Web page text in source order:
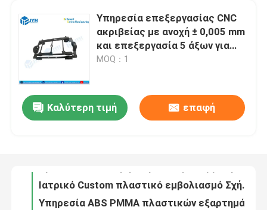
Σπίτι
Υπηρεσίες
VR παρουσιάστε
Γύρος εργοστασίων
Υπηρεσία επεξεργασίας CNC
ακριβείας με ανοχή ± 0,005 mm
και επεξεργασία 5 άξων για
πρωτότυπο έως μαζική
MOQ：1
Καλύτερη τιμή επαφή
Προσαρμοσμένη υπηρεσία εκτύπωσης πρωτοτύπου ABS για εξαρτήματα εκτύπωσης SLS SLA
Υπηρεσίες κατασκευής πρωτότυπων PP
1000000 πυροβολισμοί Υπηρεσία πλαστικού εμβολιασμού Πολωνική ιατρική πλαστική κατασκευή ISO9001